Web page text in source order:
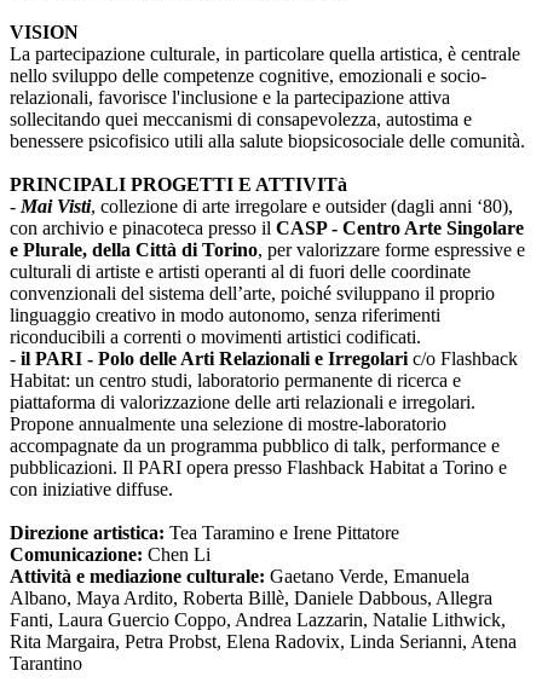
VISION
La partecipazione culturale, in particolare quella artistica, è centrale
nello sviluppo delle competenze cognitive, emozionali e socio-
relazionali, favorisce l'inclusione e la partecipazione attiva
sollecitando quei meccanismi di consapevolezza, autostima e
benessere psicofisico utili alla salute biopsicosociale delle comunità.
PRINCIPALI PROGETTI E ATTIVITà
- Mai Visti, collezione di arte irregolare e outsider (dagli anni ‘80),
con archivio e pinacoteca presso il CASP - Centro Arte Singolare
e Plurale, della Città di Torino, per valorizzare forme espressive e
culturali di artiste e artisti operanti al di fuori delle coordinate
convenzionali del sistema dell’arte, poiché sviluppano il proprio
linguaggio creativo in modo autonomo, senza riferimenti
riconducibili a correnti o movimenti artistici codificati.
- il PARI - Polo delle Arti Relazionali e Irregolari c/o Flashback
Habitat: un centro studi, laboratorio permanente di ricerca e
piattaforma di valorizzazione delle arti relazionali e irregolari.
Propone annualmente una selezione di mostre-laboratorio
accompagnate da un programma pubblico di talk, performance e
pubblicazioni. Il PARI opera presso Flashback Habitat a Torino e
con iniziative diffuse.
Direzione artistica: Tea Taramino e Irene Pittatore
Comunicazione: Chen Li
Attività e mediazione culturale: Gaetano Verde, Emanuela
Albano, Maya Ardito, Roberta Billè, Daniele Dabbous, Allegra
Fanti, Laura Guercio Coppo, Andrea Lazzarin, Natalie Lithwick,
Rita Margaira, Petra Probst, Elena Radovix, Linda Serianni, Atena
Tarantino